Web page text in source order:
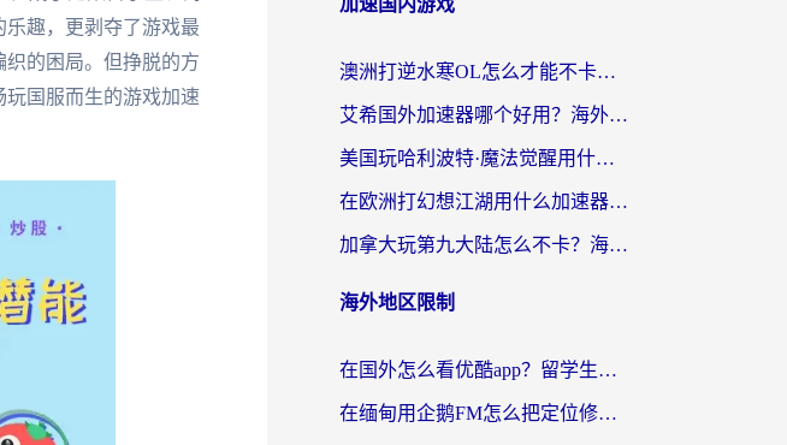
趣，更剥夺了游戏最
的困局。但挣脱的方
国服而生的游戏加速
加速国内游戏
澳洲打逆水寒OL怎么才能不卡？海外玩家国服游戏加速终极指南（附梦幻模拟战地铁跑酷解决办法）
艾希国外加速器哪个好用？海外玩家国服游戏畅玩终极指南（附欧洲玩鸣潮街头篮球实测）
美国玩哈利波特·魔法觉醒用什么加速器？告别延迟的终极指南（含免费QQ炫舞方案+印尼妄想山海秘籍）
在欧洲打幻想江湖用什么加速器好？海外玩家国服游戏畅玩指南
加拿大玩第九大陆怎么不卡？海外玩家国服游戏加速全攻略（附足球世界萤火突击实测）
海外地区限制
在国外怎么看优酷app？留学生海外华人必看的无限制追剧指南
在缅甸用企鹅FM怎么把定位修改到中国国内？海外党解决地域限制的实用指南